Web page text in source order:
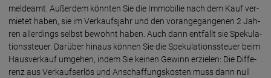
melde­amt. Außer­dem könn­ten Sie die Immo­bilie nach dem Kauf ver­
mie­tet haben, sie im Ver­kaufs­jahr und den voran­ge­gan­ge­nen 2 Jah­
ren aller­dings selbst be­wohnt ha­ben. Auch dann ent­fällt sie Spekula­
tions­steuer. Darü­ber hin­aus kön­nen Sie die Spekulations­steuer beim
Haus­ver­kauf um­ge­hen, in­dem Sie kei­nen Gewinn er­zie­len: Die Diffe­
renz aus Ver­kaufs­er­lös und An­schaffungs­kos­ten muss dann null